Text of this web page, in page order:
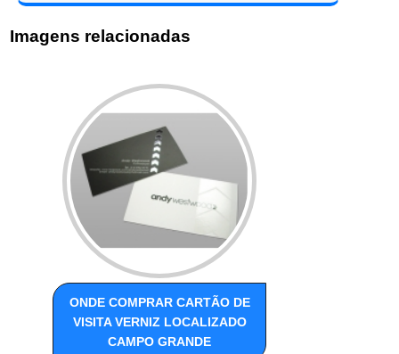
Imagens relacionadas
ONDE COMPRAR CARTÃO DE
VISITA VERNIZ LOCALIZADO
CAMPO GRANDE